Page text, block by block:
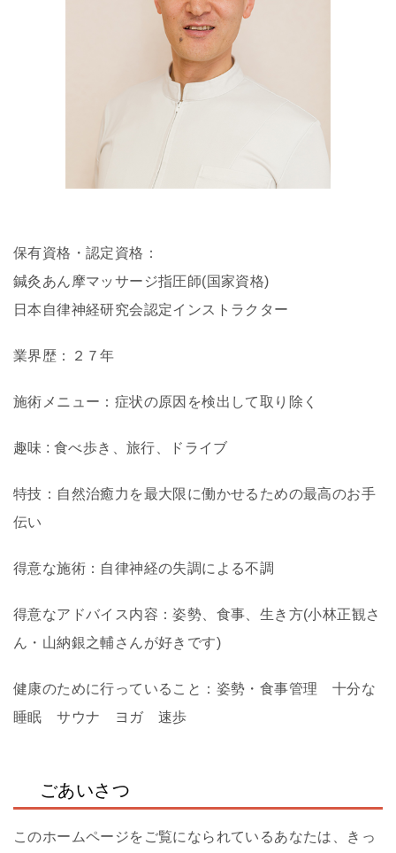
保有資格・認定資格：
鍼灸あん摩マッサージ指圧師(国家資格)
日本自律神経研究会認定インストラクター
業界歴：２７年
施術メニュー：症状の原因を検出して取り除く
趣味 : 食べ歩き、旅行、ドライブ
特技：自然治癒力を最大限に働かせるための最高のお手
伝い
得意な施術：自律神経の失調による不調
得意なアドバイス内容：姿勢、食事、生き方(小林正観さ
ん・山納銀之輔さんが好きです)
健康のために行っていること：姿勢・食事管理 十分な
睡眠 サウナ ヨガ 速歩
ごあいさつ
このホームページをご覧になられているあなたは、
きっ